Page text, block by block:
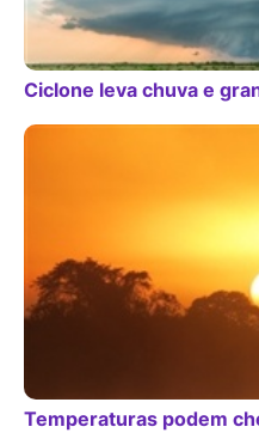
Ciclone leva chuva e
Temperaturas podem